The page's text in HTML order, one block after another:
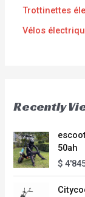
Trottinettes
Vélos
Recently
50ah
$